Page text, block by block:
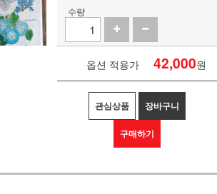
수량
옵션 적용가 42,000원
관심상품 장바구니
구매하기